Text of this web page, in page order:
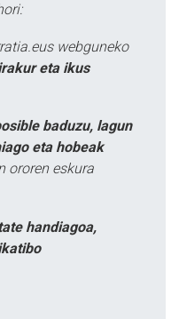
webguneko
eta ikus
baduzu, lagun
eta hobeak
ororen eskura
handiagoa,